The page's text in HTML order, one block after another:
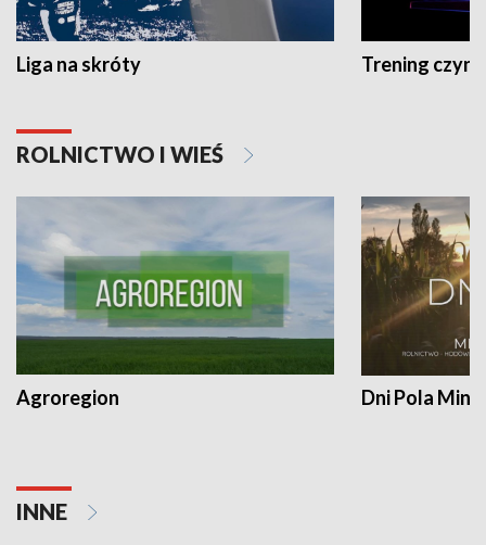
Liga na skróty Trening czyni
ROLNICTWO I WIEŚ
Agroregion Dni Pola
INNE